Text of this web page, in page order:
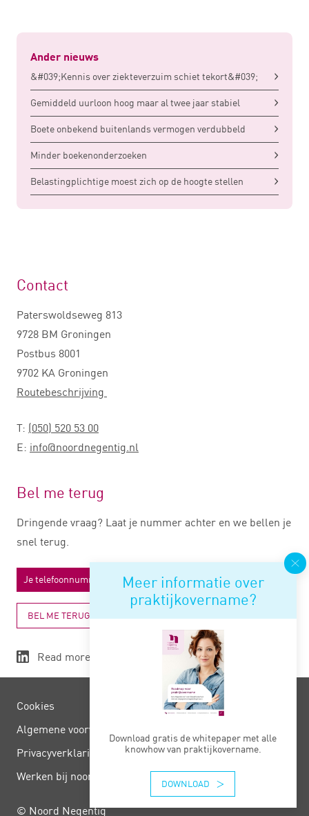
Ander nieuws
&#039;Kennis over ziekteverzuim schiet tekort&#039;
Gemiddeld uurloon hoog maar al twee jaar stabiel
Boete onbekend buitenlands vermogen verdubbeld
Minder boekenonderzoeken
Belastingplichtige moest zich op de hoogte stellen
Meer informatie over
praktijkovername?
Download gratis de whitepaper met alle
knowhow van praktijkovername.
DOWNLOAD
Contact
Paterswoldseweg 813
9728 BM Groningen
Postbus 8001
9702 KA Groningen
Routebeschrijving
T: (050) 520 53 00
E: info@noordnegentig.nl
Bel me terug
Dringende vraag? Laat je nummer achter en we bellen je
snel terug.
BEL ME TERUG
Read more
Cookies
Algemene voorwaarden
Privacy­verklaring
Werken bij noord negentig
© Noord Negentig